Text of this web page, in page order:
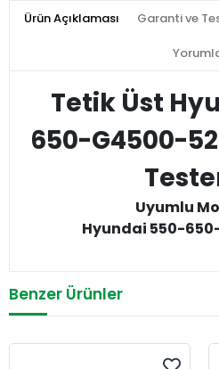
Ürün Açıklaması Garanti ve
Tetik Üst
650-G4500-
Uyumlu
Hyundai 550-
Benzer Ürünler